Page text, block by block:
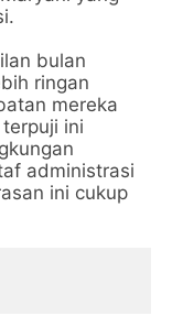
bulan
ringan
mereka
ini
administrasi
ini cukup